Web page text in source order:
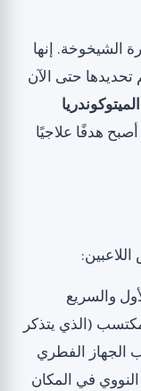
الشيخوخة. إنها
تحديدها حتى الآن
هدفًا علاجيًا
والسريع
(الذي يتذكر
الجهاز الفطري
في المكان